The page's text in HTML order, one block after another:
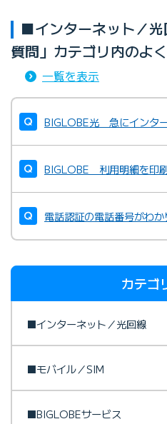
■インターネット／
質問」カテゴリ内のよ
一覧を表示
BIGLOBE光 急にインタ
BIGLOBE 利用明細を印
電話認証の電話番号がわ
カテゴ
■インターネット／光回線
■モバイル／SIM
■BIGLOBEサービス